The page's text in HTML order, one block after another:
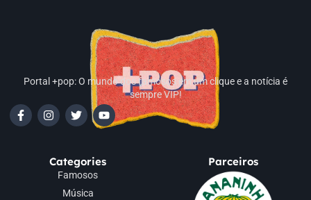
Portal +pop: O mundo dos famosos em um clique e a notícia é
sempre VIP!
Categories
Famosos
Música
Parceiros